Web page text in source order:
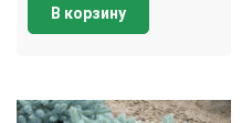
В корзину